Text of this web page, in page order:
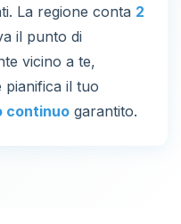
La regione conta 2
il punto di
vicino a te,
pianifica il tuo
continuo garantito.